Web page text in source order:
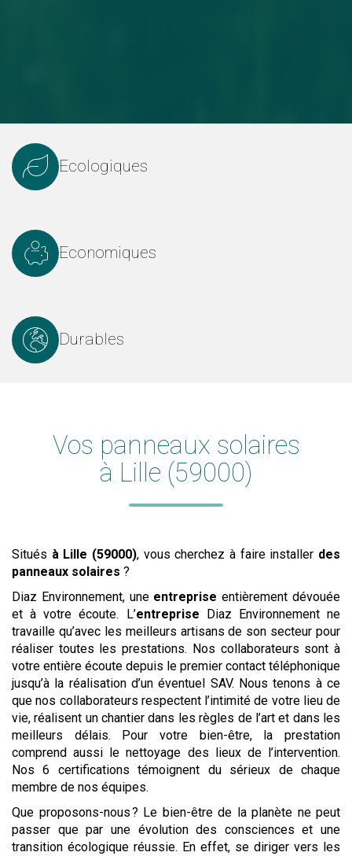
Ecologiques
Economiques
Durables
Vos panneaux solaires
à Lille (59000)
Situés à Lille (59000), vous cherchez à faire installer des
panneaux solaires ?
Diaz Environnement, une entreprise entièrement dévouée
et à votre écoute. L’entreprise Diaz Environnement ne
travaille qu’avec les meilleurs artisans de son secteur pour
réaliser toutes les prestations. Nos collaborateurs sont à
votre entière écoute depuis le premier contact téléphonique
jusqu’à la réalisation d’un éventuel SAV. Nous tenons à ce
que nos collaborateurs respectent l’intimité de votre lieu de
vie, réalisent un chantier dans les règles de l’art et dans les
meilleurs délais. Pour votre bien-être, la prestation
comprend aussi le nettoyage des lieux de l’intervention.
Nos 6 certifications témoignent du sérieux de chaque
membre de nos équipes.
Que proposons-nous ? Le bien-être de la planète ne peut
passer que par une évolution des consciences et une
transition écologique réussie. En effet, se diriger vers les